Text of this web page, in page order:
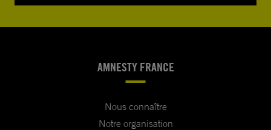
AMNESTY FRANCE
Nous connaître
Notre organisation